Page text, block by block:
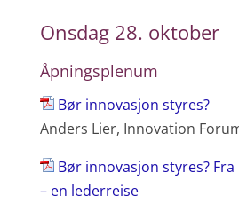
Onsdag 28. oktober
Åpningsplenum
Bør innovasjon styres?
Anders Lier, Innovation
Bør innovasjon styres?
– en lederreise